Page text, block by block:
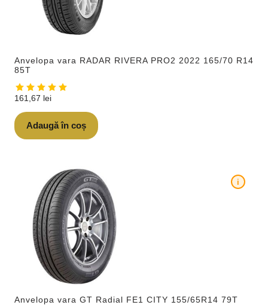
Anvelopa vara RADAR RIVERA PRO2 2022 165/70 R14
85T
161,67 lei
Adaugă în coș
Anvelopa vara GT Radial FE1 CITY 155/65R14 79T
i